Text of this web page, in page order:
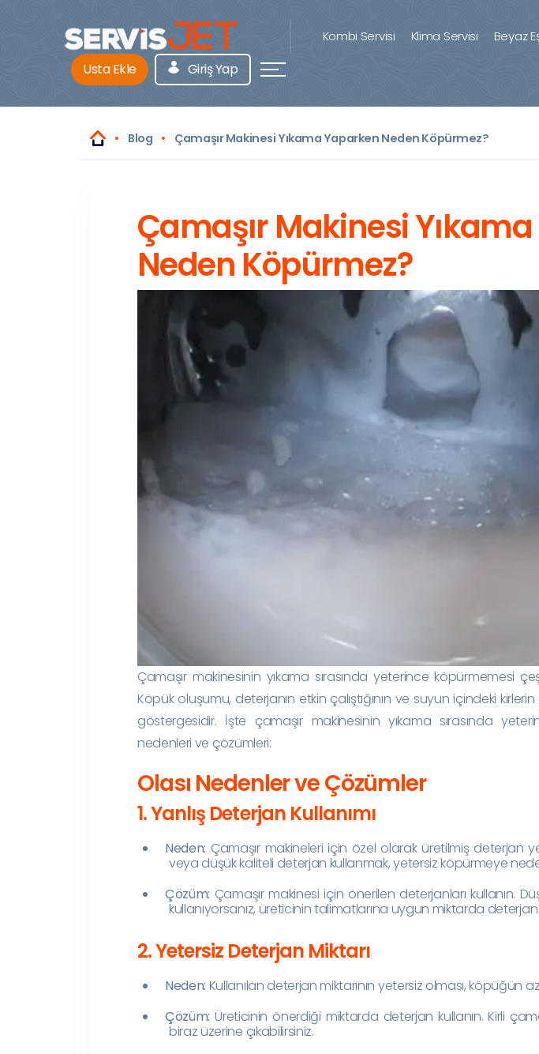
Kombi Servisi Klima Servisi Beyaz
Usta Ekle Giriş Yap
Blog Çamaşır Makinesi Yıkama Yaparken Neden Köpürmez?
Çamaşır Makinesi
Neden Köpürmez?
Çamaşır makinesinin yıkama sırasında yeterince köpürmemesi
Köpük oluşumu, deterjanın etkin çalıştığının ve suyun içindeki
göstergesidir. İşte çamaşır makinesinin yıkama sırasında
nedenleri ve çözümleri:
Olası Nedenler ve Çözümler
1. Yanlış Deterjan Kullanımı
Neden: Çamaşır makineleri için özel olarak üretilmiş deterjan
veya düşük kaliteli deterjan kullanmak, yetersiz köpürmeye
Çözüm: Çamaşır makinesi için önerilen deterjanları kullanın.
kullanıyorsanız, üreticinin talimatlarına uygun miktarda
2. Yetersiz Deterjan Miktarı
Neden: Kullanılan deterjan miktarının yetersiz olması, köpüğün
Çözüm: Üreticinin önerdiği miktarda deterjan kullanın. Kirli
biraz üzerine çıkabilirsiniz.